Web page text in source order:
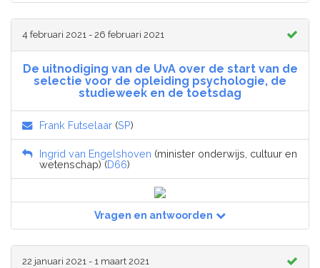
4 februari 2021 - 26 februari 2021
De uitnodiging van de UvA over de start van de
selectie voor de opleiding psychologie, de
studieweek en de toetsdag
Frank Futselaar (SP)
Ingrid van Engelshoven (minister onderwijs, cultuur en
wetenschap) (D66)
Vragen en antwoorden
22 januari 2021 - 1 maart 2021